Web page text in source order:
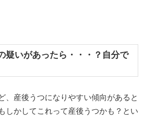
疑いがあったら・・・？自分で
、産後うつになりやすい傾向があると
しかしてこれって産後うつかも？とい